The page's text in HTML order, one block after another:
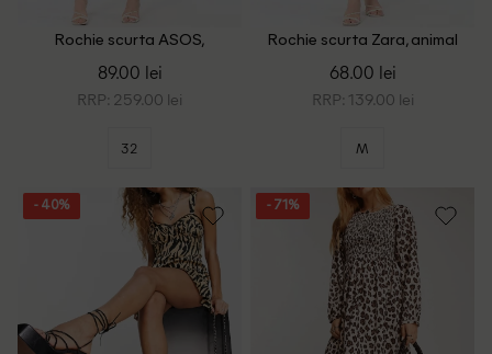
Rochie scurta ASOS,
89.00 lei
RRP: 259.00 lei
32
Rochie scurta Zara, animal
68.00 lei
RRP: 139.00 lei
M
- 40% - 71%